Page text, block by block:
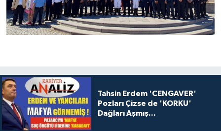
Tahsin Erdem 'CENGAVER'
Pozları Çizse de 'KORKU'
Dağları Aşmış...